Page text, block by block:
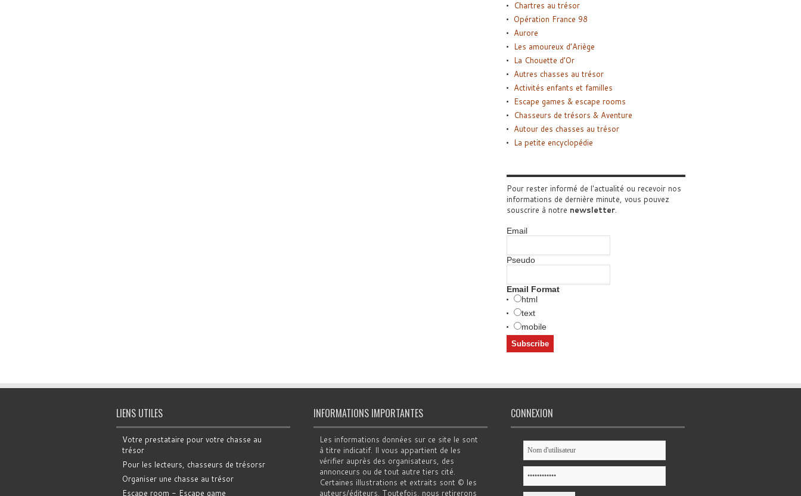
Chartres au trésor
Opération France 98
Aurore
Les amoureux d’Ariège
La Chouette d’Or
Autres chasses au trésor
Activités enfants et familles
Escape games & escape rooms
Chasseurs de trésors & Aventure
Autour des chasses au trésor
La petite encyclopédie
Pour rester informé de l'actualité ou recevoir nos
informations de dernière minute, vous pouvez
souscrire à notre newsletter.
Email
Pseudo
Email Format
html
text
mobile
LIENS UTILES
Votre prestataire pour votre chasse au
trésor
Pour les lecteurs, chasseurs de trésorsr
Organiser une chasse au trésor
Escape room - Escape game
INFORMATIONS IMPORTANTES
Les informations données sur ce site le sont
à titre indicatif. Il vous appartient de les
vérifier auprès des organisateurs, des
annonceurs ou de tout autre tiers cité.
Certaines illustrations et extraits sont © les
auteurs/éditeurs. Toutefois, nous retirerons
CONNEXION